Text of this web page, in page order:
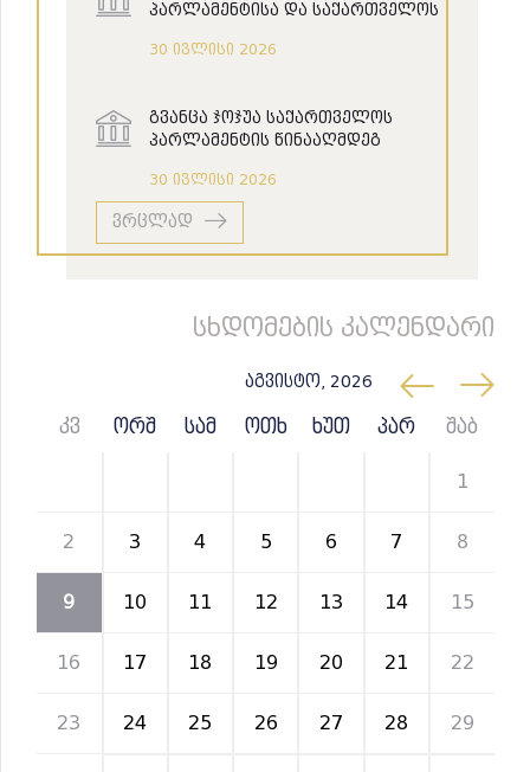
პარლამენტისა და საქართველოს
წინააღმდეგ
30 ივლისი 2026
გვანცა ჯოჯუა საქართველოს
პარლამენტის წინააღმდეგ
30 ივლისი 2026
ვრცლად
სხდომების კალენდარი
აგვისტო, 2026
კვ ორშ სამ ოთხ ხუთ პარ შაბ
1
2 3 4 5 6 7 8
9 10 11 12 13 14 15
16 17 18 19 20 21 22
23 24 25 26 27 28 29